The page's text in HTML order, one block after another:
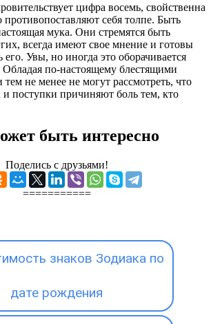
цифра восемь, свойственна
себя толпе. Быть
мука. Они стремятся быть
всегда имеют свое мнение и готовы
его. Увы, но иногда это оборачивается
по-настоящему блестящими
не менее не могут рассмотреть, что
и поступки причиняют боль тем, кто
быть интересно
Поделись с друзьями!
===========
знаков Зодиака по
дате рождения